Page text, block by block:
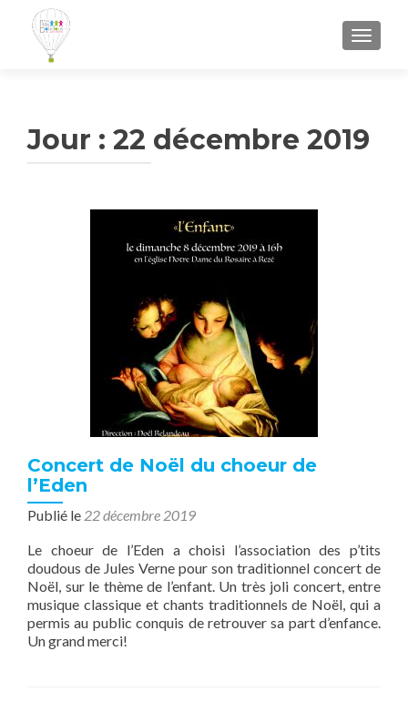
Jour : 22 décembre 2019
Concert de Noël du choeur de
l’Eden
Publié le 22 décembre 2019
Le choeur de l’Eden a choisi l’association des p’tits
doudous de Jules Verne pour son traditionnel concert de
Noël, sur le thème de l’enfant. Un très joli concert, entre
musique classique et chants traditionnels de Noël, qui a
permis au public conquis de retrouver sa part d’enfance.
Un grand merci!